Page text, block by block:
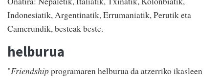
Indonesiatik, Argentinatik, Errumaniatik, Perutik eta
Camerundik, besteak beste.
helburua
"Friendshipprogramaren helburua da atzerriko ikasleen